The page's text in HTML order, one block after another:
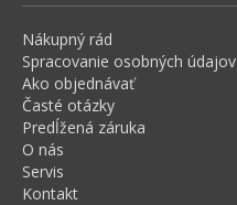
Nákupný rád
Spracovanie osobných údajov
Ako objednávať
Časté otázky
Predĺžená záruka
O nás
Servis
Kontakt